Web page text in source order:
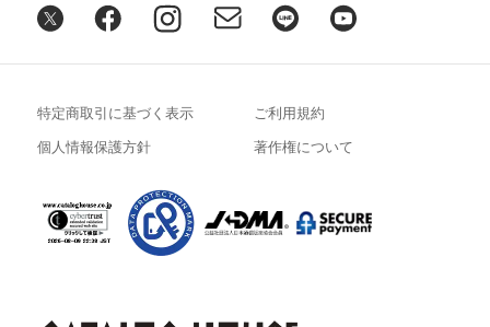
特定商取引に基づく表示 ご利用規約
個人情報保護方針 著作権について